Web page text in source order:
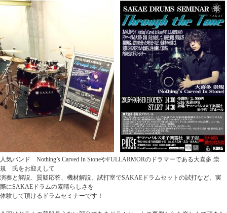
人気バンド Nothing’s Carved In StoneやFULLARMORのドラマーである大喜多 崇
規 氏をお迎えして
演奏と解説、質疑応答、機材解説、試打室でSAKAEドラムセットの試打など、実
際にSAKAEドラムの素晴らしさを
体験して頂けるドラムセミナーです！